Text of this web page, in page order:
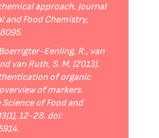
approach. Journal
and Food Chemistry,
Eenling, R., van
van Ruth, S. M. (2013).
of organic
of markers.
of Food and
12-28. doi: